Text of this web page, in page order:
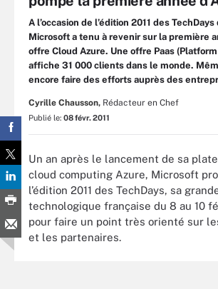
A l’occasion de l’édition 2011 des TechDays
Microsoft a tenu à revenir sur la première
offre Cloud Azure. Une offre Paas
affiche 31 000 clients dans le monde.
encore faire des efforts auprès des
Cyrille Chausson, Rédacteur en Chef
Publié le: 08 févr. 2011
Un an après le lancement de sa
cloud computing Azure, Microsoft
l’édition 2011 des TechDays, sa
technologique française du 8 au 10
pour faire un point très orienté sur
et les partenaires.